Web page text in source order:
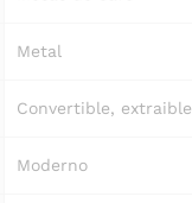
Metal
Convertible, extraible
Moderno